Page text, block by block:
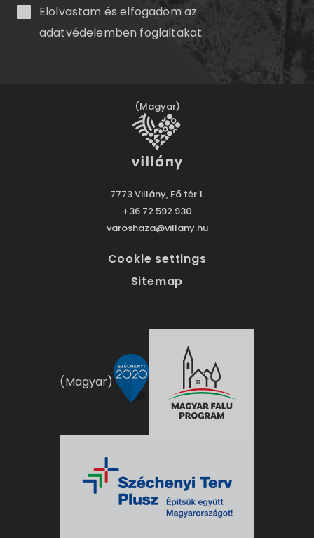
Elolvastam és elfogadom az
adatvédelemben foglaltakat.
(Magyar)
7773 Villány, Fő tér 1.
+36 72 592 930
varoshaza@villany.hu
Cookie settings
Sitemap
(Magyar)